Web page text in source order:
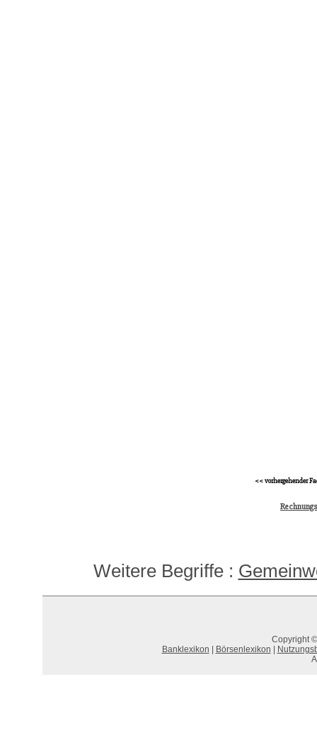
<< vorhergehender
Weitere Begriffe :
Copyright
Banklexikon
Börsenlexikon